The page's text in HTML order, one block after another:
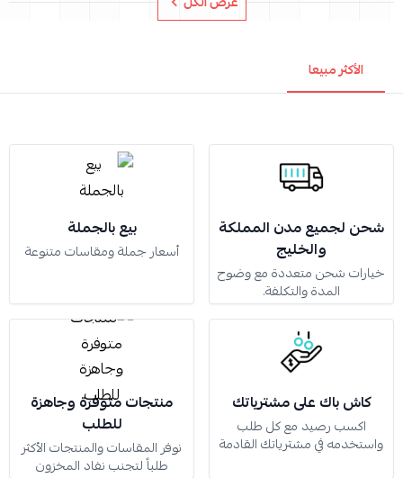
الأكثر مبيعا
شحن لجميع مدن المملكة
والخليج
خيارات شحن متعددة مع وضوح
المدة والتكلفة.
بيع بالجملة
أسعار جملة ومقاسات متنوعة
كاش باك على مشترياتك
اكسب رصيد مع كل طلب
واستخدمه في مشترياتك القادمة
منتجات متوفرة وجاهزة
للطلب
نوفر المقاسات والمنتجات الأكثر
طلباً لتجنب نفاد المخزون